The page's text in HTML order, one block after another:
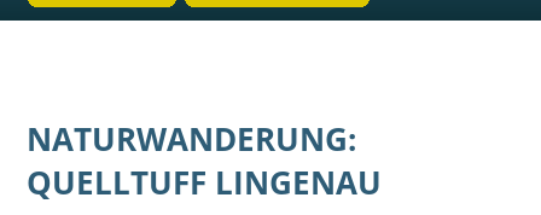
NATURWANDERUNG:
QUELLTUFF LINGENAU